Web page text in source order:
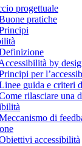
progettuale
pratiche
by
per
guida e criteri
rilasciare una
di
accessibilità